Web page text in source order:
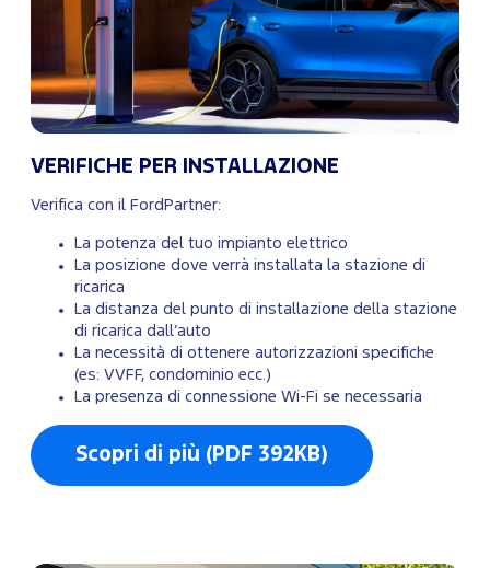
VERIFICHE PER INSTALLAZIONE
Verifica con il FordPartner:
La potenza del tuo impianto elettrico
La posizione dove verrà installata la stazione di
ricarica
La distanza del punto di installazione della stazione
di ricarica dall’auto
La necessità di ottenere autorizzazioni specifiche
(es: VVFF, condominio ecc.)
La presenza di connessione Wi-Fi se necessaria
Scopri di più (PDF 392KB)